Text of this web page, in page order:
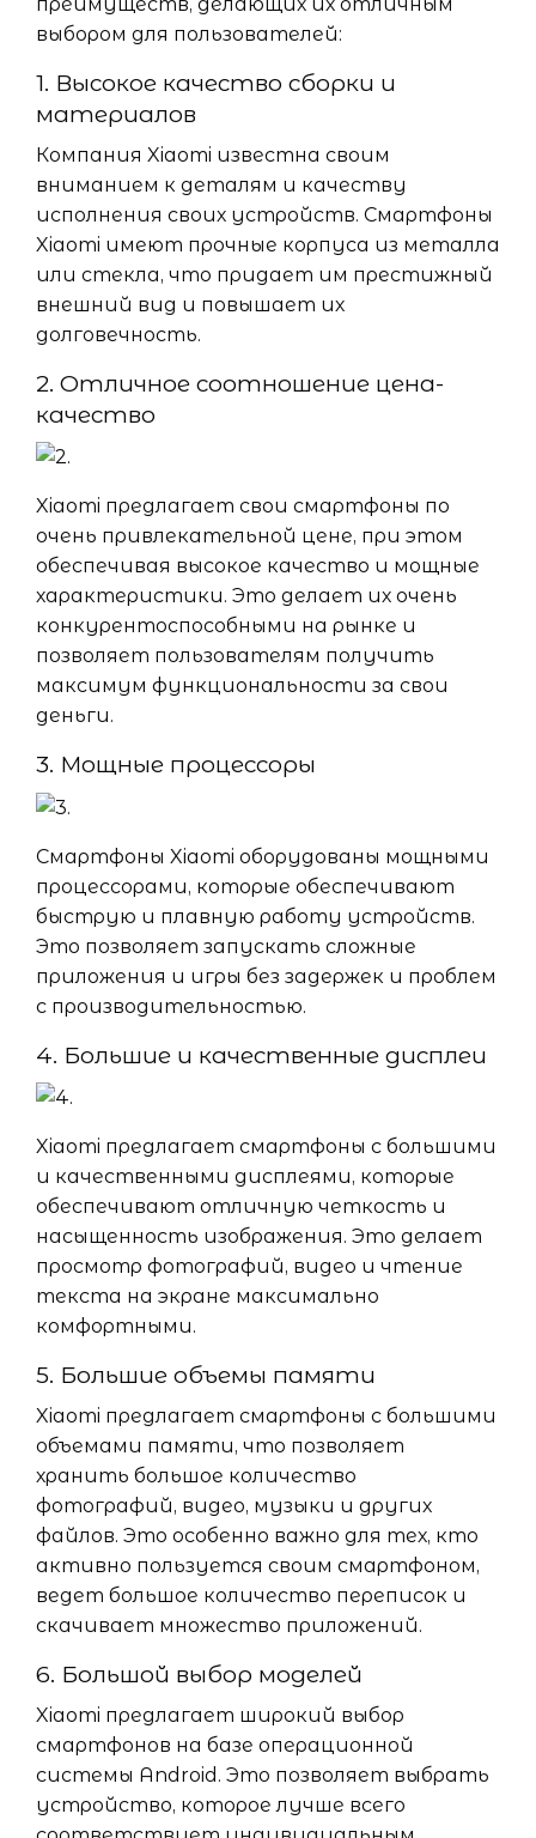
выбором для пользователей:
1. Высокое качество сборки и
материалов
Компания Xiaomi известна своим
вниманием к деталям и качеству
исполнения своих устройств. Смартфоны
Xiaomi имеют прочные корпуса из металла
или стекла, что придает им престижный
внешний вид и повышает их
долговечность.
2. Отличное соотношение цена-
качество
Xiaomi предлагает свои смартфоны по
очень привлекательной цене, при этом
обеспечивая высокое качество и мощные
характеристики. Это делает их очень
конкурентоспособными на рынке и
позволяет пользователям получить
максимум функциональности за свои
деньги.
3. Мощные процессоры
Смартфоны Xiaomi оборудованы мощными
процессорами, которые обеспечивают
быструю и плавную работу устройств.
Это позволяет запускать сложные
приложения и игры без задержек и проблем
с производительностью.
4. Большие и качественные дисплеи
Xiaomi предлагает смартфоны с большими
и качественными дисплеями, которые
обеспечивают отличную четкость и
насыщенность изображения. Это делает
просмотр фотографий, видео и чтение
текста на экране максимально
комфортными.
5. Большие объемы памяти
Xiaomi предлагает смартфоны с большими
объемами памяти, что позволяет
хранить большое количество
фотографий, видео, музыки и других
файлов. Это особенно важно для тех, кто
активно пользуется своим смартфоном,
ведет большое количество переписок и
скачивает множество приложений.
6. Большой выбор моделей
Xiaomi предлагает широкий выбор
смартфонов на базе операционной
системы Android. Это позволяет выбрать
устройство, которое лучше всего